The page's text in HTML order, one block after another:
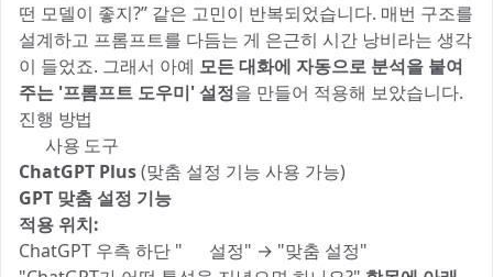
떤 모델이 좋지?” 같은 고민이 반복되었습니다. 매번 구조를
설계하고 프롬프트를 다듬는 게 은근히 시간 낭비라는 생각
이 들었죠. 그래서 아예 모든 대화에 자동으로 분석을 붙여
주는 '프롬프트 도우미' 설정을 만들어 적용해 보았습니다.
진행 방법
✅ 사용 도구
ChatGPT Plus(맞춤 설정 기능 사용 가능)
GPT 맞춤 설정 기능
적용 위치:
ChatGPT 우측 하단 "⚙️ 설정" → "맞춤 설정"